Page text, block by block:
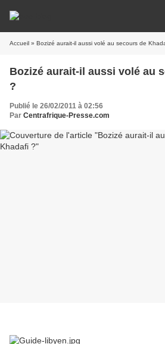
Accueil » Bozizé aurait-il aussi volé au secours de
Bozizé aurait-il aussi volé au
?
Publié le 26/02/2011 à 02:56
Par Centrafrique-Presse.com